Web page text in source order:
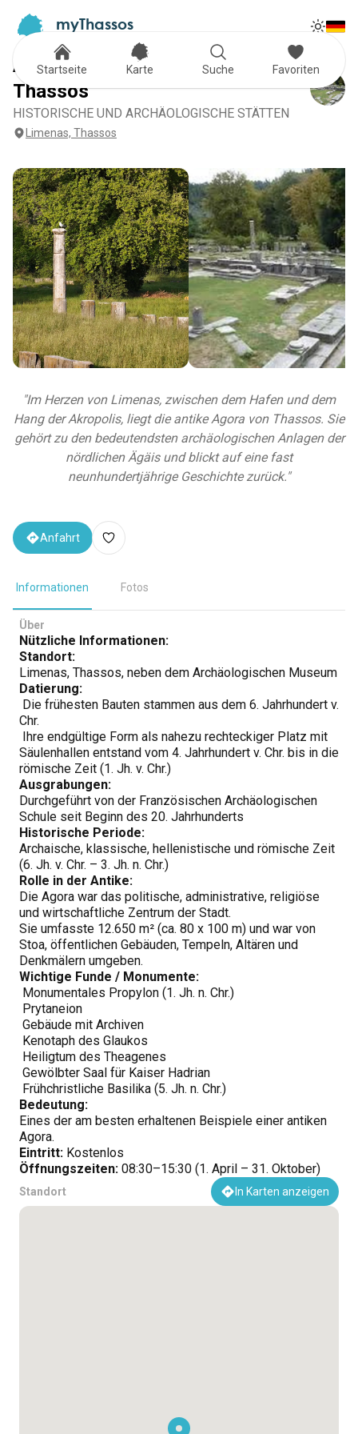
myThassos
Archäologische Agora von
Thassos
HISTORISCHE UND ARCHÄOLOGISCHE STÄTTEN
Limenas, Thassos
"Im Herzen von Limenas, zwischen dem Hafen und dem
Hang der Akropolis, liegt die antike Agora von Thassos. Sie
gehört zu den bedeutendsten archäologischen Anlagen der
nördlichen Ägäis und blickt auf eine fast
neunhundertjährige Geschichte zurück."
Anfahrt
Informationen Fotos
Über
Nützliche Informationen:
Standort:
Limenas, Thassos, neben dem Archäologischen Museum
Datierung:
Die frühesten Bauten stammen aus dem 6. Jahrhundert v.
Chr.
Ihre endgültige Form als nahezu rechteckiger Platz mit
Säulenhallen entstand vom 4. Jahrhundert v. Chr. bis in die
römische Zeit (1. Jh. v. Chr.)
Ausgrabungen:
Durchgeführt von der Französischen Archäologischen
Schule seit Beginn des 20. Jahrhunderts
Historische Periode:
Archaische, klassische, hellenistische und römische Zeit
(6. Jh. v. Chr. – 3. Jh. n. Chr.)
Rolle in der Antike:
Die Agora war das politische, administrative, religiöse
und wirtschaftliche Zentrum der Stadt.
Sie umfasste 12.650 m² (ca. 80 x 100 m) und war von
Stoa, öffentlichen Gebäuden, Tempeln, Altären und
Denkmälern umgeben.
Wichtige Funde / Monumente:
Monumentales Propylon (1. Jh. n. Chr.)
Prytaneion
Gebäude mit Archiven
Kenotaph des Glaukos
Heiligtum des Theagenes
Gewölbter Saal für Kaiser Hadrian
Frühchristliche Basilika (5. Jh. n. Chr.)
Bedeutung:
Eines der am besten erhaltenen Beispiele einer antiken
Agora.
Eintritt: Kostenlos
Öffnungszeiten: 08:30–15:30 (1. April – 31. Oktober)
Standort In Karten anzeigen
Startseite Karte Suche Favoriten